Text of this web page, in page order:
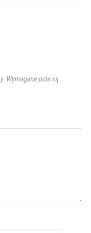
Wymagane pola są